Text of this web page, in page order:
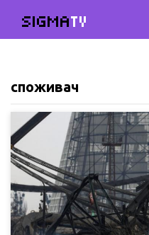
SIGMATV
споживач